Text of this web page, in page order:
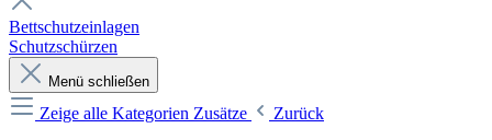
Bettschutzeinlagen
Schutzschürzen
Menü schließen
Zeige alle Kategorien Zusätze
Zurück